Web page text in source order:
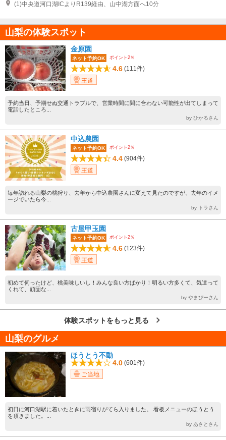
(1)中央道河口湖ICよりR139経由、山中湖方面へ10分
山梨の体験スポット
金原園
ネット予約OK ポイント2％
4.6 (111件)
王道
予約当日、予期せぬ交通トラブルで、営業時間に間に合わない可能性が出てしまって
電話したところ...
by ひかるさん
中込農園
ネット予約OK ポイント2％
4.4 (904件)
王道
毎年訪れる山梨の桃狩り、去年から中込農園さんに変えて見たのですが、去年のイメ
ージでいたら今...
by トラさん
古屋甲玉園
ネット予約OK ポイント2％
4.6 (123件)
王道
初めて伺ったけど、桃美味しいし！みんな良い方ばかり！明るい方多くて、気遣って
くれて、頑固な...
by やまぴーさん
体験スポットをもっと見る
山梨のグルメ
ほうとう不動
4.0 (601件)
ご当地
初日に河口湖駅に着いたときに雨宿りがてら入りました。 看板メニューのほうとう
を頂きました。...
by あさとさん